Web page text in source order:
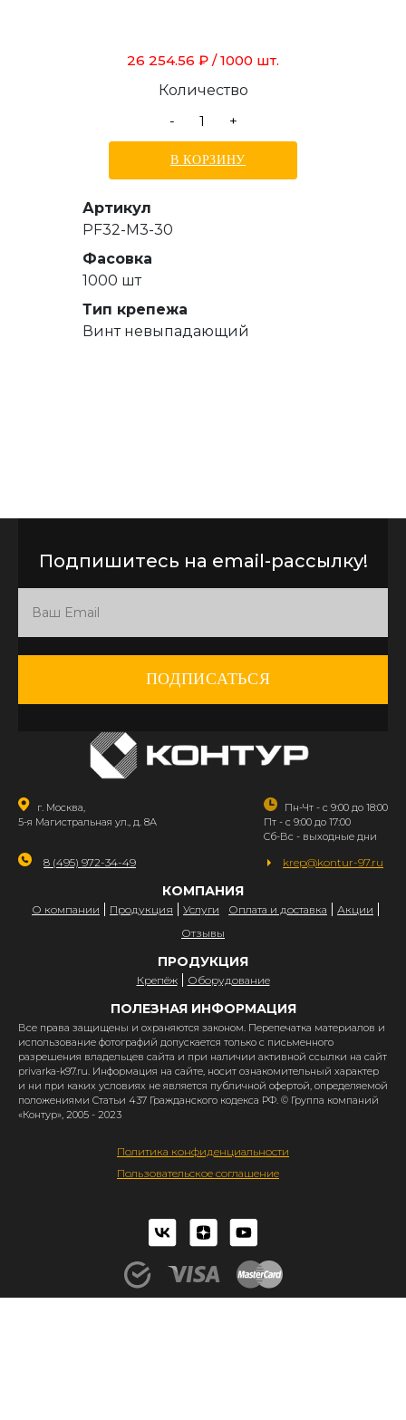
26 254.56 ₽ / 1000 шт.
Количество
-
+
В КОРЗИНУ
Артикул
PF32-M3-30
Фасовка
1000 шт
Тип крепежа
Винт невыпадающий
Подпишитесь на email-рассылку!
ПОДПИСАТЬСЯ
г. Москва,
5-я Магистральная ул., д. 8А
Пн-Чт - с 9:00 до 18:00
Пт - с 9:00 до 17:00
Сб-Вс - выходные дни
8 (495) 972-34-49 krep@kontur-97.ru
КОМПАНИЯ
О компании Продукция Услуги Оплата и доставка
Акции
Отзывы
ПРОДУКЦИЯ
Крепёж Оборудование
ПОЛЕЗНАЯ ИНФОРМАЦИЯ
Все права защищены и охраняются законом. Перепечатка материалов и
использование фотографий допускается только с письменного
разрешения владельцев сайта и при наличии активной ссылки на сайт
privarka-k97.ru. Информация на сайте, носит ознакомительный характер
и ни при каких условиях не является публичной офертой, определяемой
положениями Статьи 437 Гражданского кодекса РФ. © Группа компаний
«Контур», 2005 - 2023
Политика конфиденциальности
Пользовательское соглашение